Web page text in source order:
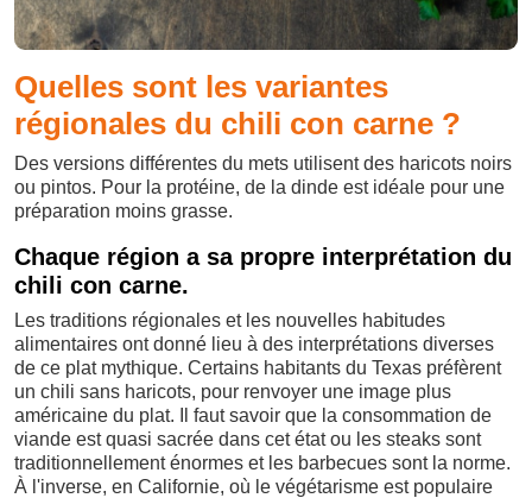
Quelles sont les variantes
régionales du chili con carne ?
Des versions différentes du mets utilisent des haricots noirs
ou pintos. Pour la protéine, de la dinde est idéale pour une
préparation moins grasse.
Chaque région a sa propre interprétation du
chili con carne.
Les traditions régionales et les nouvelles habitudes
alimentaires ont donné lieu à des interprétations diverses
de ce plat mythique. Certains habitants du Texas préfèrent
un chili sans haricots, pour renvoyer une image plus
américaine du plat. Il faut savoir que la consommation de
viande est quasi sacrée dans cet état ou les steaks sont
traditionnellement énormes et les barbecues sont la norme.
À l'inverse, en Californie, où le végétarisme est populaire